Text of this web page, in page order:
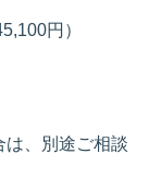
円）
、別途ご相談